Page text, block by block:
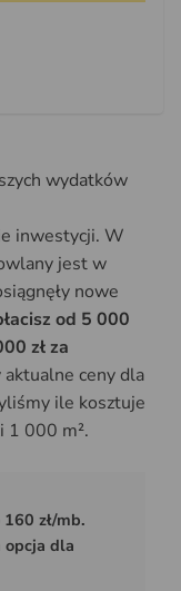
wydatków
inwestycji. W
jest w
nowe
od 5 000
zł za
ceny dla
ile kosztuje
1 000 m².
zł/mb.
opcja dla